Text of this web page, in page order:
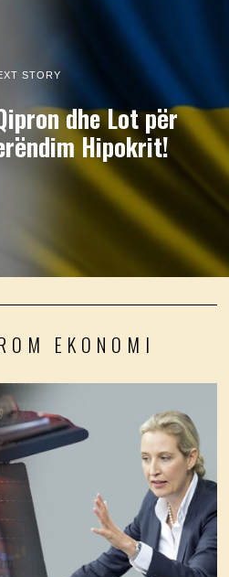
STORY
dhe Lot për
Hipokrit!
EKONOMI